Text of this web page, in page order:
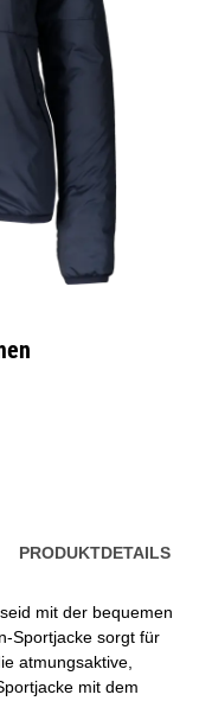
PRODUKTDETAILS
mit der bequemen
Sportjacke sorgt für
atmungsaktive,
mit dem